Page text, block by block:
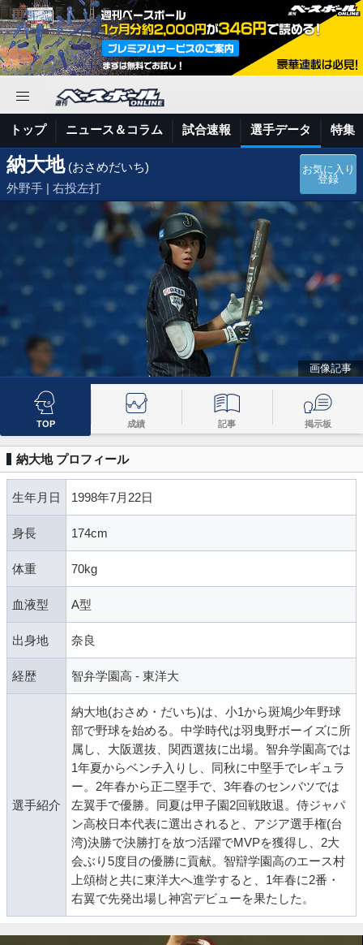
トップ ニュース＆コラム 試合速報 選手データ 特集
納大地 (おさめだいち)
外野手 | 右投左打
お気に入り
登録
画像記事
TOP 成績 記事 掲示板
納大地 プロフィール
生年月日 1998年7月22日
身長 174cm
体重 70kg
血液型 A型
出身地 奈良
経歴 智弁学園高 - 東洋大
選手紹介
納大地(おさめ・だいち)は、小1から斑鳩少年野球
部で野球を始める。中学時代は羽曳野ボーイズに所
属し、大阪選抜、関西選抜に出場。智弁学園高では
1年夏からベンチ入りし、同秋に中堅手でレギュラ
ー。2年春から正二塁手で、3年春のセンバツでは
左翼手で優勝。同夏は甲子園2回戦敗退。侍ジャパ
ン高校日本代表に選出されると、アジア選手権(台
湾)決勝で決勝打を放つ活躍でMVPを獲得し、2大
会ぶり5度目の優勝に貢献。智辯学園高のエース村
上頌樹と共に東洋大へ進学すると、1年春に2番・
右翼で先発出場し神宮デビューを果たした。